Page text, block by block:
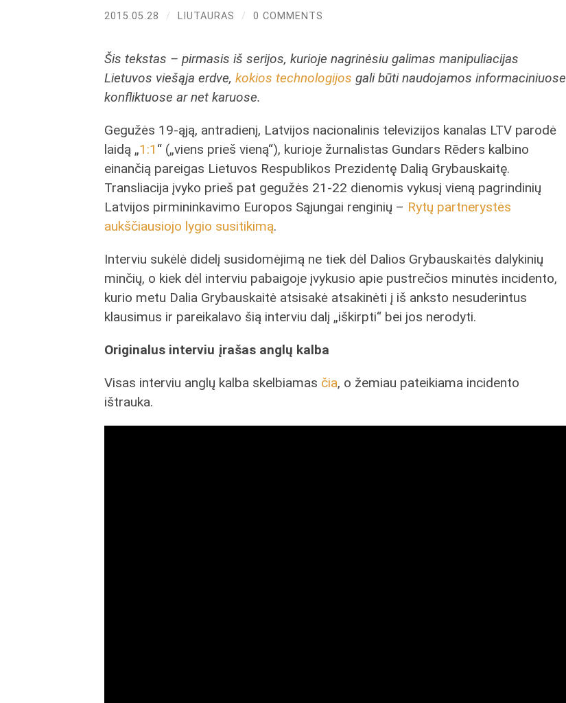
2015.05.28 / LIUTAURAS / 0 COMMENTS
Šis tekstas – pirmasis iš serijos, kurioje nagrinėsiu galimas manipuliacijas
Lietuvos viešąja erdve, kokios technologijos gali būti naudojamos informaciniuose
konfliktuose ar net karuose.
Gegužės 19-ąją, antradienį, Latvijos nacionalinis televizijos kanalas LTV parodė
laidą „1:1 “ („viens prieš vieną“), kurioje žurnalistas Gundars Rēders kalbino
einančią pareigas Lietuvos Respublikos Prezidentę Dalią Grybauskaitę.
Transliacija įvyko prieš pat gegužės 21-22 dienomis vykusį vieną pagrindinių
Latvijos pirmininkavimo Europos Sąjungai renginių – Rytų partnerystės
aukščiausiojo lygio susitikimą.
Interviu sukėlė didelį susidomėjimą ne tiek dėl Dalios Grybauskaitės dalykinių
minčių, o kiek dėl interviu pabaigoje įvykusio apie pustrečios minutės incidento,
kurio metu Dalia Grybauskaitė atsisakė atsakinėti į iš anksto nesuderintus
klausimus ir pareikalavo šią interviu dalį „iškirpti“ bei jos nerodyti.
Originalus interviu įrašas anglų kalba
Visas interviu anglų kalba skelbiamas čia, o žemiau pateikiama incidento
ištrauka.